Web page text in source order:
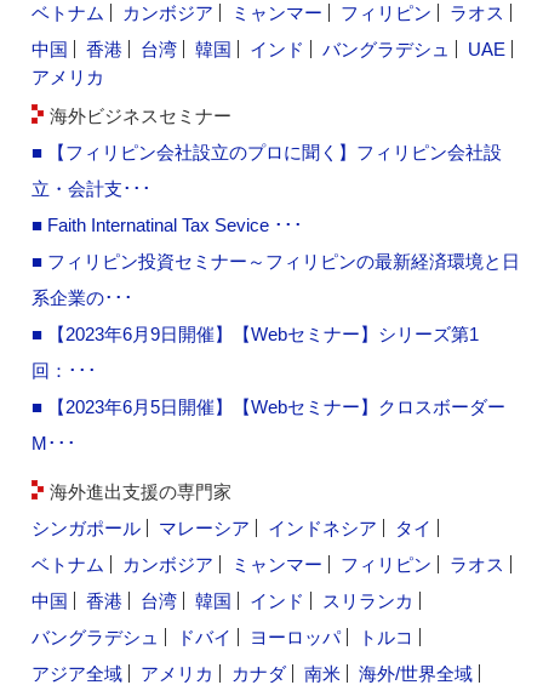
ベトナム
カンボジア ミャンマー フィリピン
ラオス
中国
香港 台湾 韓国 インド バングラデシュ
UAE
アメリカ
海外ビジネスセミナー
■ 【フィリピン会社設立のプロに聞く】フィリピン会社設
立・会計支･･･
■ Faith Internatinal Tax Sevice ･･･
■ フィリピン投資セミナー～フィリピンの最新経済環境と日
系企業の･･･
■ 【2023年6月9日開催】【Webセミナー】シリーズ第1
回：･･･
■ 【2023年6月5日開催】【Webセミナー】クロスボーダー
M･･･
海外進出支援の専門家
シンガポール
マレーシア インドネシア
タイ
ベトナム
カンボジア ミャンマー フィリピン
ラオス
中国
香港 台湾 韓国 インド
スリランカ
バングラデシュ
ドバイ ヨーロッパ
トルコ
アジア全域
アメリカ カナダ 南米
海外/世界全域